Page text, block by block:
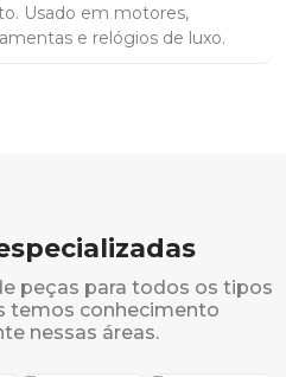
Usado em motores,
e relógios de luxo.
peças para todos os tipos
temos conhecimento
nessas áreas.